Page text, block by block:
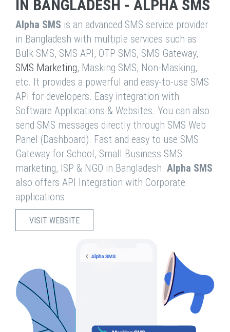
IN BANGLADESH - ALPHA SMS
Alpha SMS is an advanced SMS service provider
in Bangladesh with multiple services such as
Bulk SMS, SMS API, OTP SMS, SMS Gateway,
SMS Marketing, Masking SMS, Non-Masking,
etc. It provides a powerful and easy-to-use SMS
API for developers. Easy integration with
Software Applications & Websites. You can also
send SMS messages directly through SMS Web
Panel (Dashboard). Fast and easy to use SMS
Gateway for School, Small Business SMS
marketing, ISP & NGO in Bangladesh. Alpha SMS
also offers API Integration with Corporate
applications.
VISIT WEBSITE